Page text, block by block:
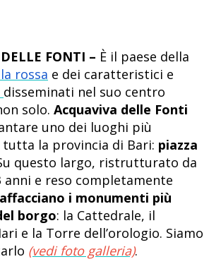
FONTI – È il paese della
rossa e dei caratteristici e
disseminati nel suo centro
solo. Acquaviva delle Fonti
uno dei luoghi più
la provincia di Bari: piazza
questo largo, ristrutturato da
anni e reso completamente
i monumenti più
borgo: la Cattedrale, il
e la Torre dell’orologio. Siamo
(vedi foto galleria).